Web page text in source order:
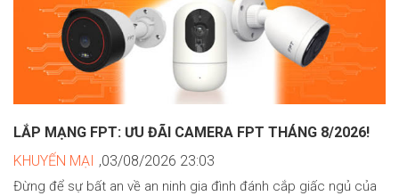
LẮP MẠNG FPT: ƯU ĐÃI CAMERA FPT THÁNG 8/2026!
KHUYẾN MẠI ,03/08/2026 23:03
Đừng để sự bất an về an ninh gia đình đánh cắp giấc ngủ của